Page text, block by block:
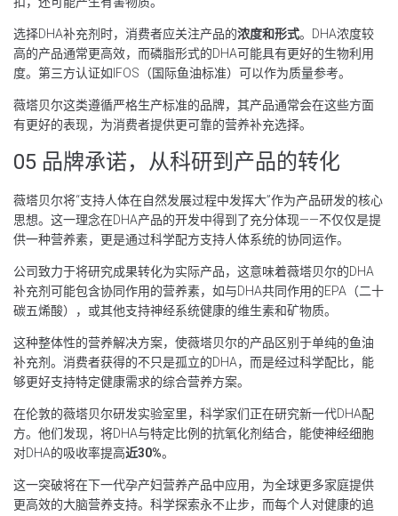
选择DHA补充剂时，消费者应关注产品的浓度和形式。DHA浓度较
高的产品通常更高效，而磷脂形式的DHA可能具有更好的生物利用
度。第三方认证如IFOS（国际鱼油标准）可以作为质量参考。
薇塔贝尔这类遵循严格生产标准的品牌，其产品通常会在这些方面
有更好的表现，为消费者提供更可靠的营养补充选择。
05 品牌承诺，从科研到产品的转化
薇塔贝尔将“支持人体在自然发展过程中发挥大”作为产品研发的核心
思想。这一理念在DHA产品的开发中得到了充分体现——不仅仅是提
供一种营养素，更是通过科学配方支持人体系统的协同运作。
公司致力于将研究成果转化为实际产品，这意味着薇塔贝尔的DHA
补充剂可能包含协同作用的营养素，如与DHA共同作用的EPA（二十
碳五烯酸），或其他支持神经系统健康的维生素和矿物质。
这种整体性的营养解决方案，使薇塔贝尔的产品区别于单纯的鱼油
补充剂。消费者获得的不只是孤立的DHA，而是经过科学配比，能
够更好支持特定健康需求的综合营养方案。
在伦敦的薇塔贝尔研发实验室里，科学家们正在研究新一代DHA配
方。他们发现，将DHA与特定比例的抗氧化剂结合，能使神经细胞
对DHA的吸收率提高近30%。
这一突破将在下一代孕产妇营养产品中应用，为全球更多家庭提供
更高效的大脑营养支持。科学探索永不止步，而每个人对健康的追